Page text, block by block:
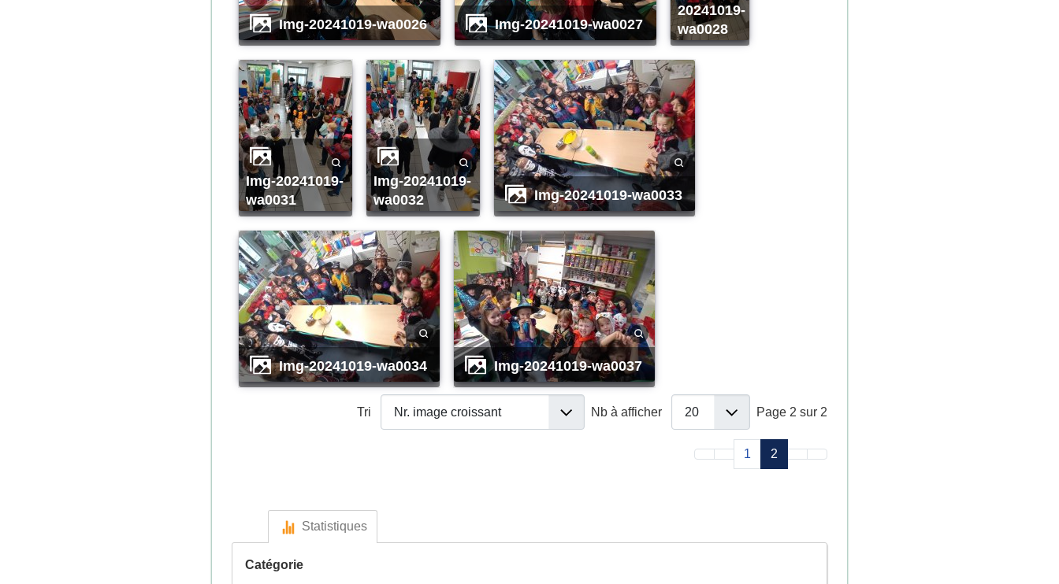
img-20241019-wa0026 img-20241019-wa0027
20241019-
wa0028
img-20241019-
wa0031
img-20241019-
wa0032
img-20241019-wa0033
img-20241019-wa0034 img-20241019-wa0037
Tri Nb à afficher Page 2 sur 2
1 2
Statistiques
Catégorie